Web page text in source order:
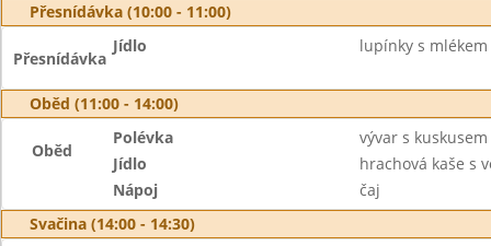
Přesnídávka (10:00 - 11:00)
Přesnídávka
Jídlo lupínky s mlékem
Oběd (11:00 - 14:00)
Oběd
Polévka
vývar s kuskusem
Jídlo
hrachová kaše s
Nápoj
čaj
Svačina (14:00 - 14:30)